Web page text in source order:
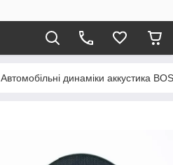
Автомобільні динаміки аккустика